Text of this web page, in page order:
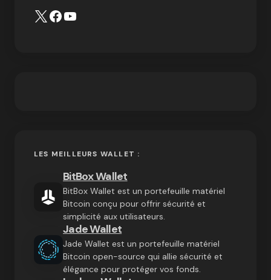
LES MEILLEURS WALLET :
BitBox Wallet
BitBox Wallet est un portefeuille matériel
Bitcoin conçu pour offrir sécurité et
simplicité aux utilisateurs.
Jade Wallet
Jade Wallet est un portefeuille matériel
Bitcoin open-source qui allie sécurité et
élégance pour protéger vos fonds.